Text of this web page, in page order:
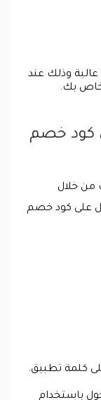
وذلك عند
بك.
كود خصم
من خلال
على كود خصم
كلمة تطبيق.
باستخدام